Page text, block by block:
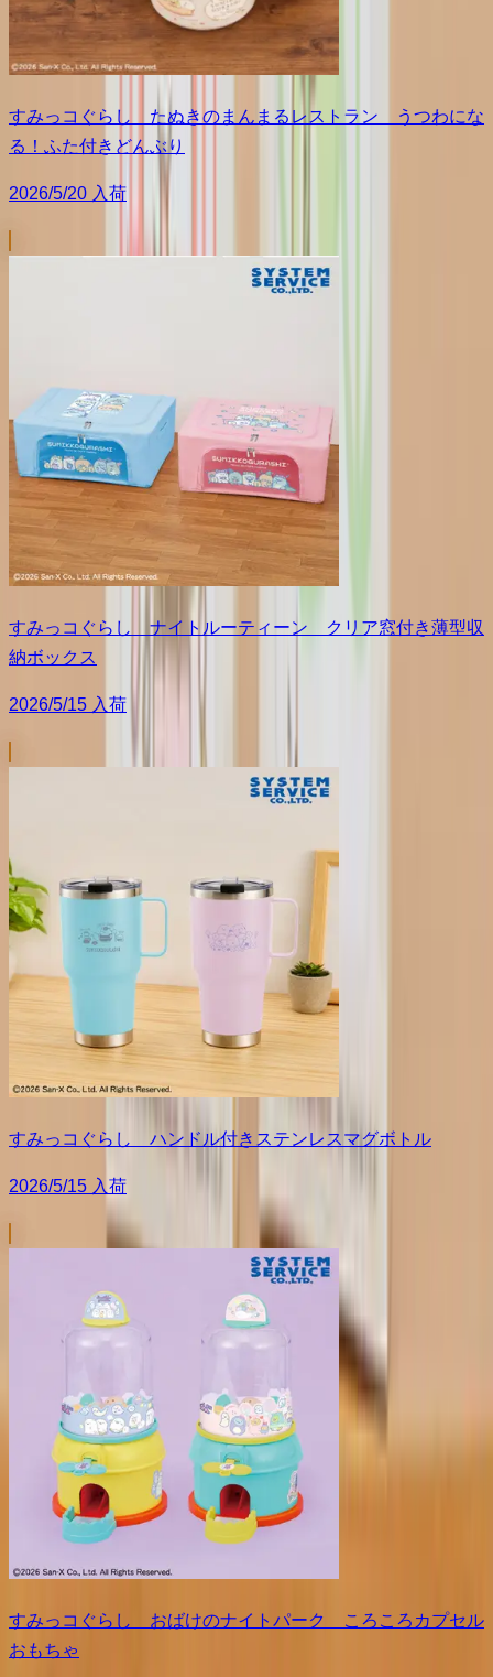
すみっコぐらし たぬきのまんまるレストラン うつわにな
る！ふた付きどんぶり
2026/5/20 入荷
すみっコぐらし ナイトルーティーン クリア窓付き薄型収
納ボックス
2026/5/15 入荷
すみっコぐらし ハンドル付きステンレスマグボトル
2026/5/15 入荷
すみっコぐらし おばけのナイトパーク ころころカプセル
おもちゃ